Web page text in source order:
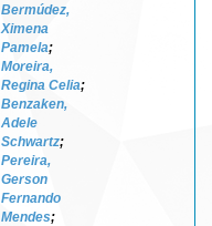
Bermúdez,
Ximena
Pamela;
Moreira,
Regina Celia;
Benzaken,
Adele
Schwartz;
Pereira,
Gerson
Fernando
Mendes;